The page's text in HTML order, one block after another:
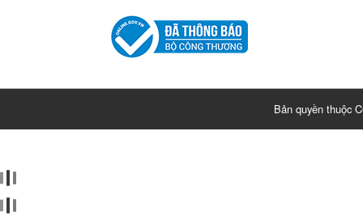
Bản quyền thuộc